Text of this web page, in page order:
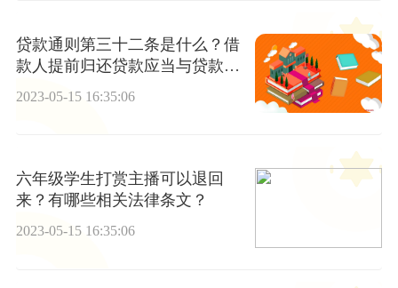
贷款通则第三十二条是什么？借
款人提前归还贷款应当与贷款人
2023-05-15 16:35:06
六年级学生打赏主播可以退回
来？有哪些相关法律条文？
2023-05-15 16:35:06